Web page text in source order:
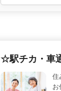
勤務や車通勤可
られます。週5日
☆駅チカ・車
住
お